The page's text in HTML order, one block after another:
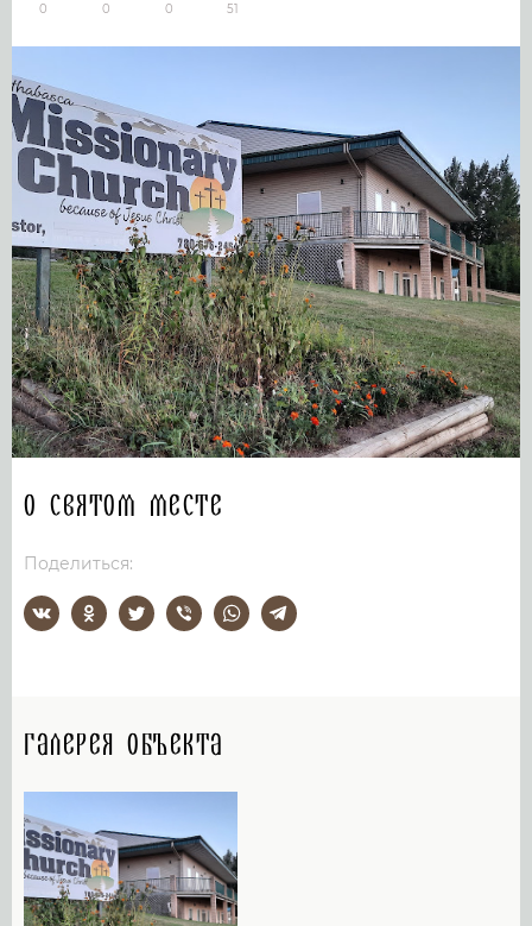
0 0 0 51
О святом месте
Поделиться:
Галерея объекта